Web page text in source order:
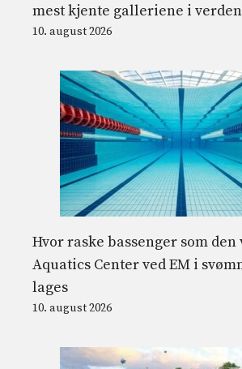
mest kjente galleriene i verden
10. august 2026
Hvor raske bassenger som
Aquatics Center ved EM i
lages
10. august 2026